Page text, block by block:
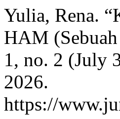
Yulia, Rena.
HAM
1, no. 2 (July
2026.
https://